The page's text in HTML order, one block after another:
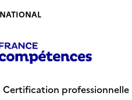
Certification professionnelle